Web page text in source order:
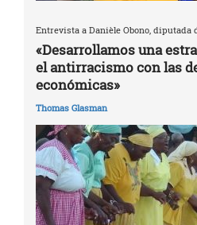
Entrevista a Danièle Obono, diputada
«Desarrollamos una
el antirracismo con las
económicas»
Thomas Glasman